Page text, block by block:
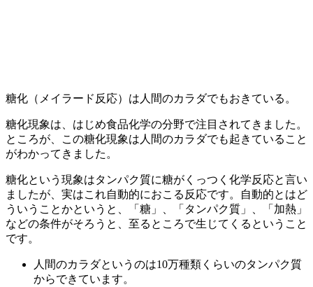
糖化（メイラード反応）は人間のカラダでもおきている。
糖化現象は、はじめ食品化学の分野で注目されてきました。
ところが、この糖化現象は人間のカラダでも起きていること
がわかってきました。
糖化という現象はタンパク質に糖がくっつく化学反応と言い
ましたが、実はこれ自動的におこる反応です。自動的とはど
ういうことかというと、「糖」、「タンパク質」、「加熱」
などの条件がそろうと、至るところで生じてくるということ
です。
人間のカラダというのは10万種類くらいのタンパク質
からできています。